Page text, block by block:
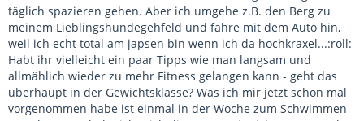
täglich spazieren gehen. Aber ich umgehe z.B. den Berg zu
meinem Lieblingshundegehfeld und fahre mit dem Auto hin,
weil ich echt total am japsen bin wenn ich da hochkraxel...:roll:
Habt ihr vielleicht ein paar Tipps wie man langsam und
allmählich wieder zu mehr Fitness gelangen kann - geht das
überhaupt in der Gewichtsklasse? Was ich mir jetzt schon mal
vorgenommen habe ist einmal in der Woche zum Schwimmen